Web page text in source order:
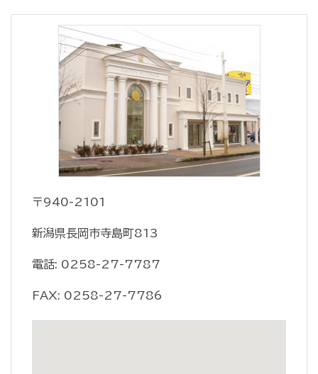
〒940-2101
新潟県長岡市寺島町813
電話: 0258-27-7787
FAX: 0258-27-7786